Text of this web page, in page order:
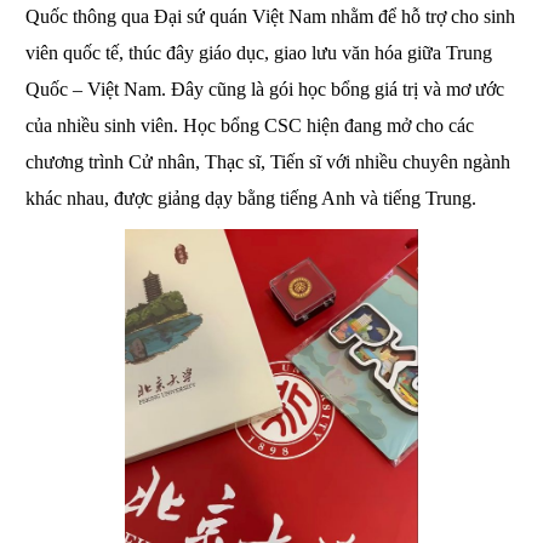
o
o
k
n
Quốc thông qua Đại sứ quán Việt Nam nhằm để hỗ trợ cho sinh
viên quốc tế, thúc đây giáo dục, giao lưu văn hóa giữa Trung
Quốc – Việt Nam. Đây cũng là gói học bổng giá trị và mơ ước
của nhiều sinh viên. Học bổng CSC hiện đang mở cho các
chương trình Cử nhân, Thạc sĩ, Tiến sĩ với nhiều chuyên ngành
khác nhau, được giảng dạy bằng tiếng Anh và tiếng Trung.